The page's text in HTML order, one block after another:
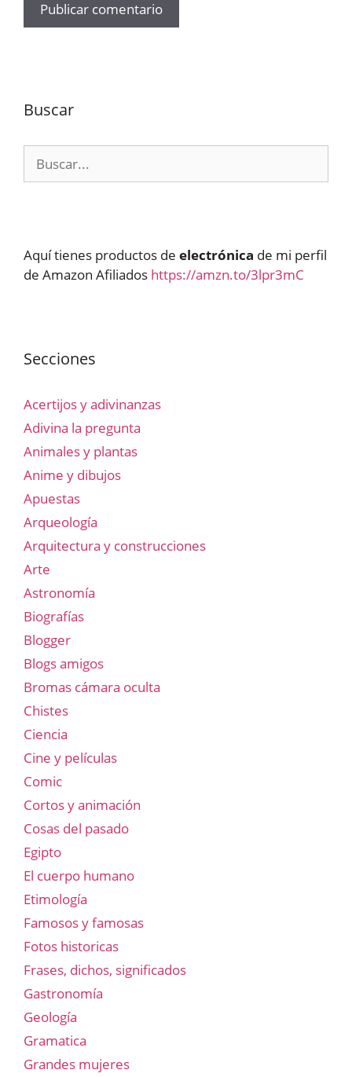
Buscar
Aquí tienes productos de electrónica de mi perfil
de Amazon Afiliados https://amzn.to/3lpr3mC
Secciones
Acertijos y adivinanzas
Adivina la pregunta
Animales y plantas
Anime y dibujos
Apuestas
Arqueología
Arquitectura y construcciones
Arte
Astronomía
Biografías
Blogger
Blogs amigos
Bromas cámara oculta
Chistes
Ciencia
Cine y películas
Comic
Cortos y animación
Cosas del pasado
Egipto
El cuerpo humano
Etimología
Famosos y famosas
Fotos historicas
Frases, dichos, significados
Gastronomía
Geología
Gramatica
Grandes mujeres